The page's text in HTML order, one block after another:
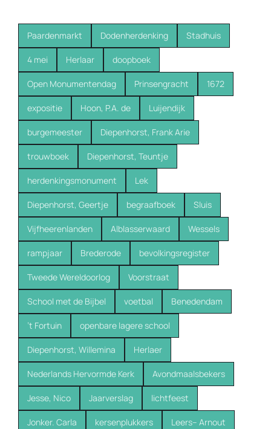
Paardenmarkt Dodenherdenking Stadhuis
4 mei Herlaar doopboek
Open Monumentendag Prinsengracht 1672
expositie Hoon, P.A. de Luijendijk
burgemeester Diepenhorst, Frank Arie
trouwboek Diepenhorst, Teuntje
herdenkingsmonument Lek
Diepenhorst, Geertje begraafboek Sluis
Vijfheerenlanden Alblasserwaard Wessels
rampjaar Brederode bevolkingsregister
Tweede Wereldoorlog Voorstraat
School met de Bijbel voetbal Benedendam
’t Fortuin openbare lagere school
Diepenhorst, Willemina Herlaer
Nederlands Hervormde Kerk Avondmaalsbekers
Jesse, Nico Jaarverslag lichtfeest
Jonker. Carla kersenplukkers Leers-- Arnout